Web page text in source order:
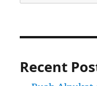
Recent